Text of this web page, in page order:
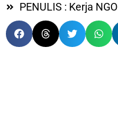
PENULIS : Kerja NGO